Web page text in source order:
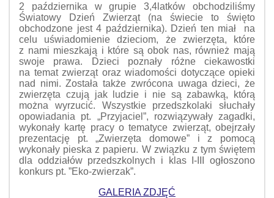
2 października w grupie 3,4latków obchodziliśmy
Światowy Dzień Zwierząt (na świecie to święto
obchodzone jest 4 października). Dzień ten miał na
celu uświadomienie dzieciom, że zwierzęta, które
z nami mieszkają i które są obok nas, również mają
swoje prawa. Dzieci poznały różne ciekawostki
na temat zwierząt oraz wiadomości dotyczące opieki
nad nimi. Została także zwrócona uwaga dzieci, że
zwierzęta czują jak ludzie i nie są zabawką, którą
można wyrzucić. Wszystkie przedszkolaki słuchały
opowiadania pt. „Przyjaciel”, rozwiązywały zagadki,
wykonały kartę pracy o tematyce zwierząt, obejrzały
prezentację pt. „Zwierzęta domowe” i z pomocą
wykonały pieska z papieru. W związku z tym świętem
dla oddziałów przedszkolnych i klas I-III ogłoszono
konkurs pt. ”Eko-zwierzak”.
GALERIA ZDJĘĆ